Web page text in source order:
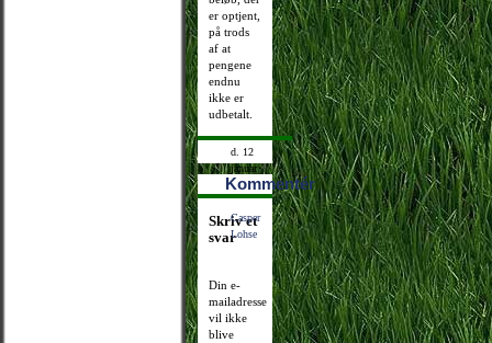
er optjent,
på trods
af at
pengene
endnu
ikke er
udbetalt.
d. 12
januar
2009
20:30:18
Casper
Lohse
Kommentér
Skriv et
svar
Din e-
mailadresse
vil ikke
blive